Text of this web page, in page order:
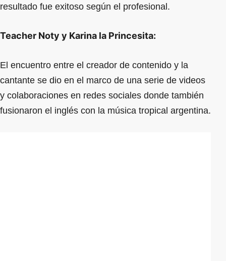
resultado fue exitoso según el profesional.
Teacher Noty y Karina la Princesita:
El encuentro entre el creador de contenido y la
cantante se dio en el marco de una serie de videos
y colaboraciones en redes sociales donde también
fusionaron el inglés con la música tropical argentina.